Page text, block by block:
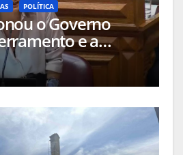
POLÍTICA
o Governo
e a
das salas de